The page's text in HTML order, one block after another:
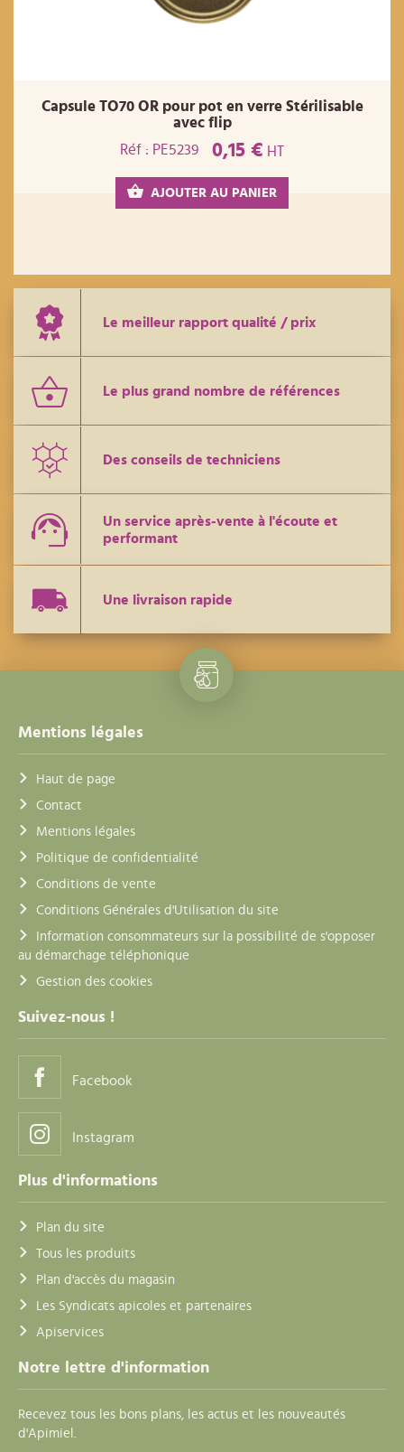
Capsule TO70 OR pour pot en verre Stérilisable
avec flip
Réf : PE5239
0,15 € HT
AJOUTER AU PANIER
Le meilleur rapport qualité / prix
Le plus grand nombre de références
Des conseils de techniciens
Un service après-vente à l'écoute et
performant
Une livraison rapide
Mentions légales
Haut de page
Contact
Mentions légales
Politique de confidentialité
Conditions de vente
Conditions Générales d'Utilisation du site
Information consommateurs sur la possibilité de s'opposer
au démarchage téléphonique
Gestion des cookies
Suivez-nous !
Facebook
Instagram
Plus d'informations
Plan du site
Tous les produits
Plan d'accès du magasin
Les Syndicats apicoles et partenaires
Apiservices
Notre lettre d'information
Recevez tous les bons plans, les actus et les nouveautés
d'Apimiel.